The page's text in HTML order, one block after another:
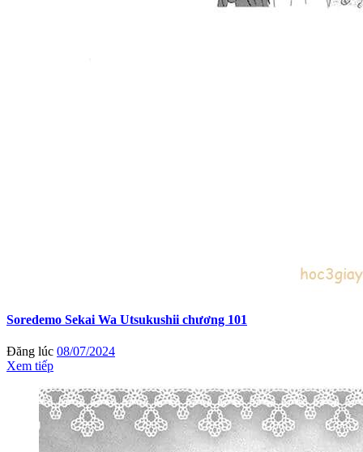
Soredemo Sekai Wa Utsukushii chương 101
Đăng lúc 08/07/2024
Xem tiếp